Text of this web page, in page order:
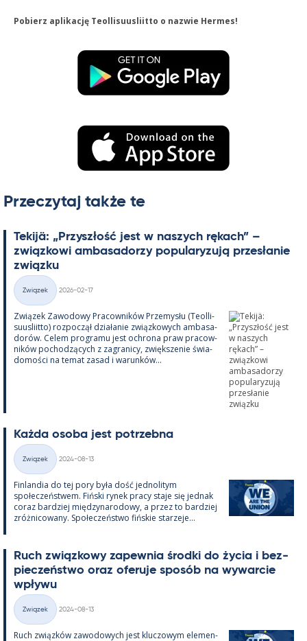
Pobierz aplikację Teollisuusliitto o nazwie Hermes!
Przeczytaj także te
Te­kijä: „Przyszłość jest w naszych rę­kach” –
związ­kowi am­ba­sa­dorzy po­pu­la­ryzują przesła­nie
związku
Kategorie
Związek
2026-02-17
Związek Zawo­dowy Pracow­ników Prze­mysłu (Teol­li­
suus­liitto) roz­począł działa­nie związ­kowych am­ba­sa­
dorów. Ce­lem pro­gramu jest ochrona praw pracow­
ników poc­hodzących z za­gra­nicy, zwiększe­nie świa­
do­mości na te­mat za­sad i wa­runków...
Każda osoba jest potrzebna
Kategorie
Związek
2024-08-13
Fin­lan­dia do tej pory była dość jed­no­li­tym
społeczeństwem. Fiński ry­nek pracy staje się jed­nak
co­raz bardziej między­na­ro­dowy, a przez to bardziej
zróż­nicowany. Społeczeństwo fińs­kie starzeje...
Ruch związ­kowy za­pew­nia środki do życia i bez­
pieczeństwo oraz ofe­ruje sposób na wywarcie
wpływu
Kategorie
Związek
2024-08-13
Ruch związków zawo­dowych jest kluczowym ele­men­